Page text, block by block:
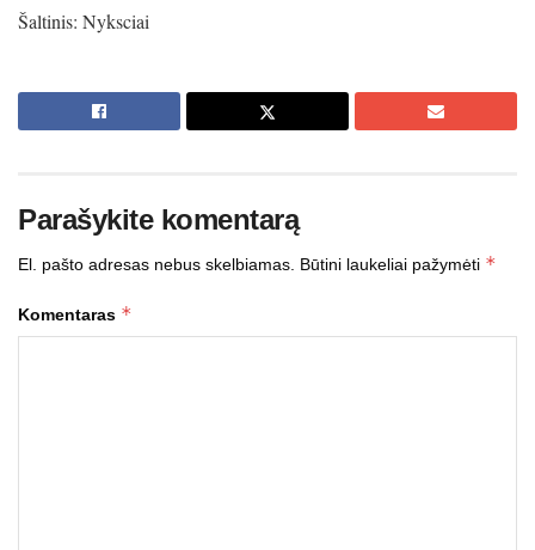
Šaltinis: Nyksciai
Parašykite komentarą
El. pašto adresas nebus skelbiamas. Būtini laukeliai pažymėti *
Komentaras *